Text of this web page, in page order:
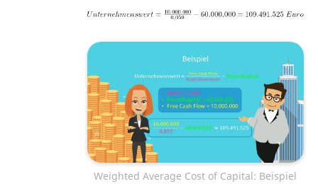
Weighted Average Cost of Capital: Beispiel